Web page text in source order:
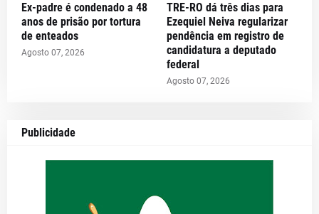
Ex-padre é condenado a 48
anos de prisão por tortura
de enteados
Agosto 07, 2026
TRE-RO dá três dias para
Ezequiel Neiva regularizar
pendência em registro de
candidatura a deputado
federal
Agosto 07, 2026
Publicidade